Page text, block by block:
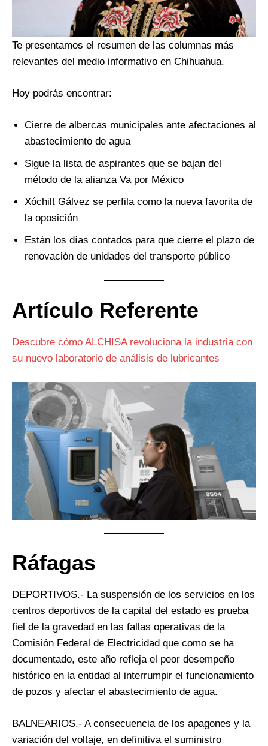
Te presentamos el resumen de las columnas más
relevantes del medio informativo en Chihuahua.
Hoy podrás encontrar:
Cierre de albercas municipales ante afectaciones al
abastecimiento de agua
Sigue la lista de aspirantes que se bajan del
método de la alianza Va por México
Xóchilt Gálvez se perfila como la nueva favorita de
la oposición
Están los días contados para que cierre el plazo de
renovación de unidades del transporte público
Artículo Referente
Descubre cómo ALCHISA revoluciona la industria con
su nuevo laboratorio de análisis de lubricantes
Ráfagas
DEPORTIVOS.- La suspensión de los servicios en los
centros deportivos de la capital del estado es prueba
fiel de la gravedad en las fallas operativas de la
Comisión Federal de Electricidad que como se ha
documentado, este año refleja el peor desempeño
histórico en la entidad al interrumpir el funcionamiento
de pozos y afectar el abastecimiento de agua.
BALNEARIOS.- A consecuencia de los apagones y la
variación del voltaje, en definitiva el suministro